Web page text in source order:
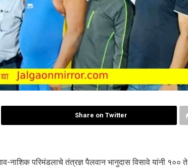
Share on Twitter
नाशिक परिमंडलाचे तंत्रज्ञ पैलवान भानुदास विसावे यांनी १०० ते